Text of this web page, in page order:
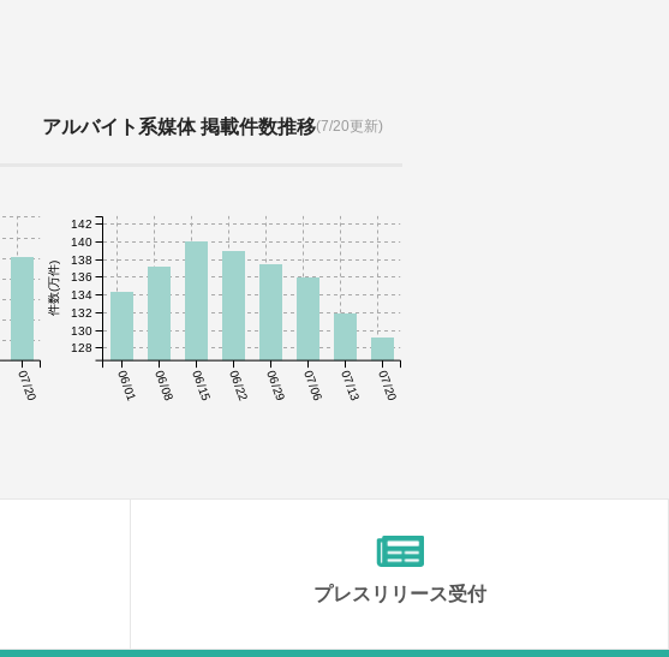
07/20
アルバイト系媒体 掲載件数推移(7/20更新)
06/01 06/08 06/15 06/22 06/29 07/06 07/13 07/20
件数(万件)
128
130
132
134
136
138
140
142
プレスリリース受付